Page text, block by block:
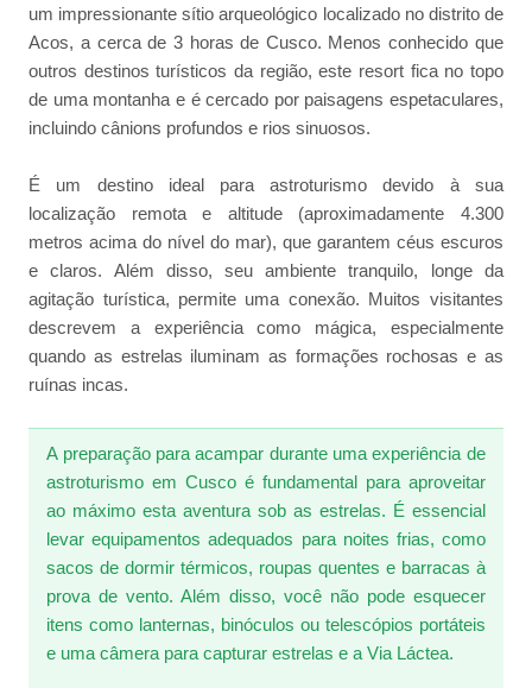
um impressionante sítio arqueológico localizado no distrito de
Acos, a cerca de 3 horas de Cusco. Menos conhecido que
outros destinos turísticos da região, este resort fica no topo
de uma montanha e é cercado por paisagens espetaculares,
incluindo cânions profundos e rios sinuosos.
É um destino ideal para astroturismo devido à sua
localização remota e altitude (aproximadamente 4.300
metros acima do nível do mar), que garantem céus escuros
e claros. Além disso, seu ambiente tranquilo, longe da
agitação turística, permite uma conexão. Muitos visitantes
descrevem a experiência como mágica, especialmente
quando as estrelas iluminam as formações rochosas e as
ruínas incas.
A preparação para acampar durante uma experiência de
astroturismo em Cusco é fundamental para aproveitar
ao máximo esta aventura sob as estrelas. É essencial
levar equipamentos adequados para noites frias, como
sacos de dormir térmicos, roupas quentes e barracas à
prova de vento. Além disso, você não pode esquecer
itens como lanternas, binóculos ou telescópios portáteis
e uma câmera para capturar estrelas e a Via Láctea.